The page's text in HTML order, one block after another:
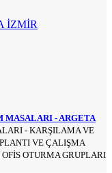
İZMİR
MASALARI - ARGETA
- KARŞILAMA VE
VE ÇALIŞMA
OTURMA GRUPLARI